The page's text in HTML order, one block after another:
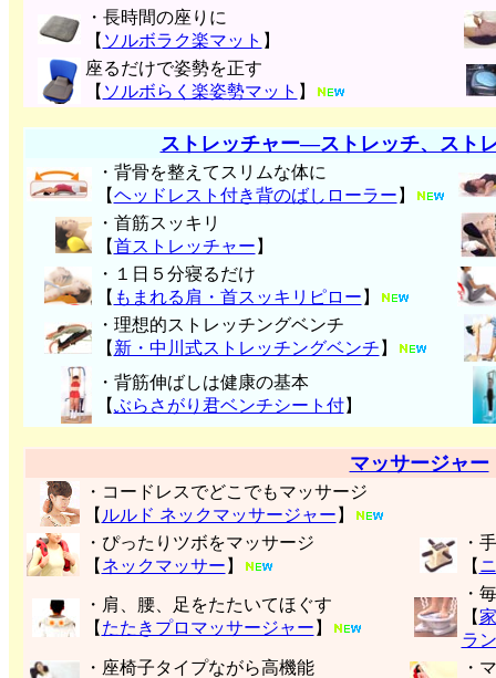
・長時間の座りに
【 ソルボラク楽マット 】
座るだけで姿勢を正す
【 ソルボらく楽姿勢マット 】
ストレッチャー―ストレッチ、スト
・背骨を整えてスリムな体に
【ヘッドレスト付き背のばしローラー 】
・首筋スッキリ
【首ストレッチャー 】
・１日５分寝るだけ
【 もまれる肩・首スッキリピロー 】
・理想的ストレッチングベンチ
【 新・中川式ストレッチングベンチ 】
・背筋伸ばしは健康の基本
【ぶらさがり君ベンチシート付】
マッサージャー
・コードレスでどこでもマッサージ
【 ルルド ネックマッサージャー 】
・ぴったりツボをマッサージ
【 ネックマッサー 】
・
【
・肩、腰、足をたたいてほぐす
【 たたきプロマッサージャー 】
・
【
ラ
・座椅子タイプながら高機能
・